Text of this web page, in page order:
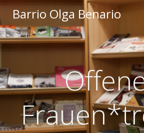
Zum
Inhalt
Barrio Olga Benario